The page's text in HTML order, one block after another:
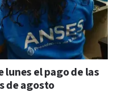
lunes el pago de las
de agosto